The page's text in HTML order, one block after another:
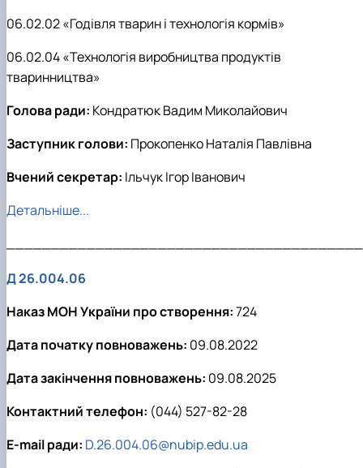
06.02.02 «Годівля тварин і технологія кормів»
06.02.04 «Технологія виробництва продуктів
тваринництва»
Голова ради: Кондратюк Вадим Миколайович
Заступник голови: Прокопенко Наталія Павлівна
Вчений секретар: Ільчук Ігор Іванович
Детальніше...
Д 26.004.06
Наказ МОН України про створення:724
Дата початку повноважень: 09.08.2022
Дата закінчення повноважень: 09.08.2025
Контактний телефон: (044) 527-82-28
E-mail ради: D.26.004.06@nubip.edu.ua